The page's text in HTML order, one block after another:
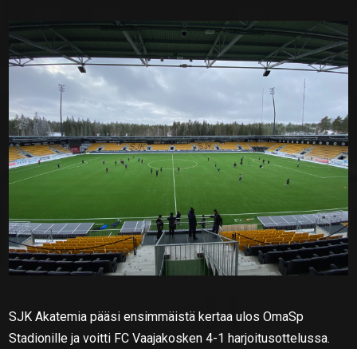
SJK Akatemia pääsi ensimmäistä kertaa ulos OmaSp
Stadionille ja voitti FC Vaajakosken 4-1 harjoitusottelussa.